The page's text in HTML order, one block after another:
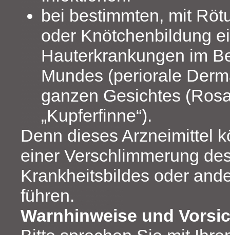
bei bestimmten, mit
oder Knötchenbildung
Hauterkrankungen im
Mundes (periorale
ganzen Gesichtes
„Kupferfinne“).
Denn dieses Arzneimittel
einer Verschlimmerung
Krankheitsbildes oder
führen.
Warnhinweise und